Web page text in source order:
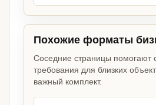
Похожие форматы
Соседние страницы помогают
требования для близких
важный комплект.